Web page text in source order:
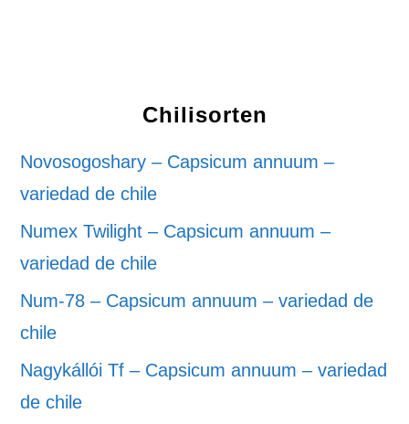
Chilisorten
Novosogoshary – Capsicum annuum –
variedad de chile
Numex Twilight – Capsicum annuum –
variedad de chile
Num-78 – Capsicum annuum – variedad de
chile
Nagykállói Tf – Capsicum annuum – variedad
de chile